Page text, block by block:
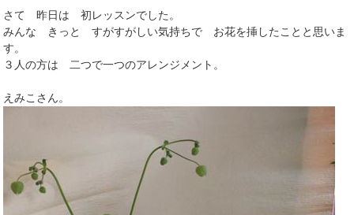
さて 昨日は 初レッスンでした。
みんな きっと すがすがしい気持ちで お花を挿したことと思いま
す。
３人の方は 二つで一つのアレンジメント。
えみこさん。